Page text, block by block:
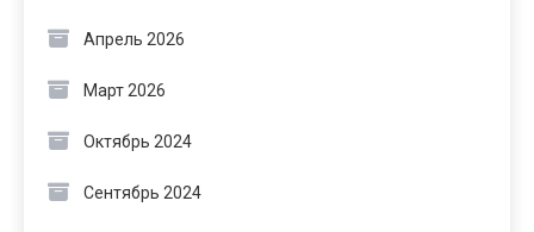
Апрель 2026
Март 2026
Октябрь 2024
Сентябрь 2024